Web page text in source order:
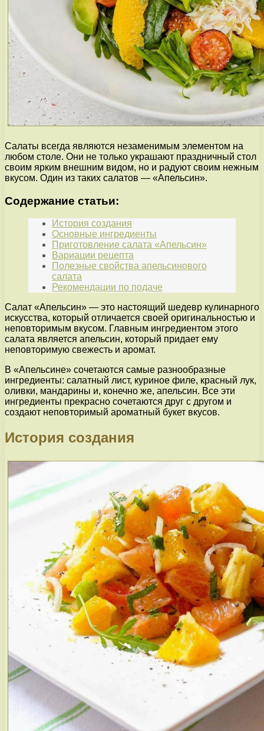
Салаты всегда являются незаменимым элементом на
любом столе. Они не только украшают праздничный стол
своим ярким внешним видом, но и радуют своим нежным
вкусом. Один из таких салатов — «Апельсин».
Содержание статьи:
История создания
Основные ингредиенты
Приготовление салата «Апельсин»
Вариации рецепта
Полезные свойства апельсинового
салата
Рекомендации по подаче
Салат «Апельсин» — это настоящий шедевр кулинарного
искусства, который отличается своей оригинальностью и
неповторимым вкусом. Главным ингредиентом этого
салата является апельсин, который придает ему
неповторимую свежесть и аромат.
В «Апельсине» сочетаются самые разнообразные
ингредиенты: салатный лист, куриное филе, красный лук,
оливки, мандарины и, конечно же, апельсин. Все эти
ингредиенты прекрасно сочетаются друг с другом и
создают неповторимый ароматный букет вкусов.
История создания